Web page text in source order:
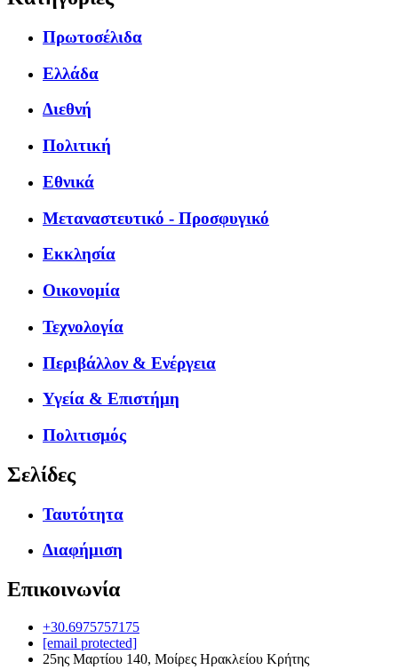
Πρωτοσέλιδα
Ελλάδα
Διεθνή
Πολιτική
Εθνικά
Μεταναστευτικό - Προσφυγικό
Εκκλησία
Οικονομία
Τεχνολογία
Περιβάλλον & Ενέργεια
Υγεία & Επιστήμη
Πολιτισμός
Σελίδες
Ταυτότητα
Διαφήμιση
Επικοινωνία
+30.6975757175
[email protected]
25ης Μαρτίου 140, Μοίρες Ηρακλείου Κρήτης